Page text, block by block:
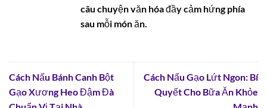
câu chuyện văn hóa đầy cảm hứng phía
sau mỗi món ăn.
Cách Nấu Bánh Canh Bột
Gạo Xương Heo Đậm Đà
Cách Nấu Gạo Lứt Ngon: Bí
Quyết Cho Bữa Ăn Khỏe